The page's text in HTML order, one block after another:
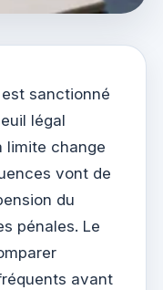
est sanctionné
légal
limite change
vont de
du
pénales. Le
avant